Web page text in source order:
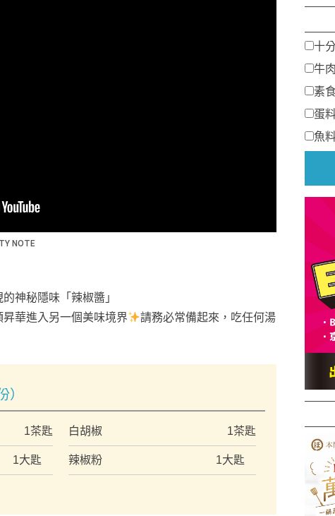
神秘隱味「辣椒醬」
華進入另一個美味境界
請務必常備起來，吃任何湯
）
1茶匙 白胡椒 1茶匙
1大匙 辣椒粉 1大匙
十
牛
素
蛋
魚